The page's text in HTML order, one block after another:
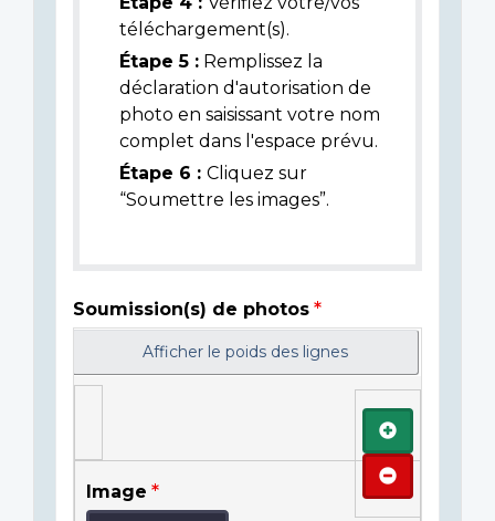
téléchargement(s).
Étape 5 : Remplissez la
déclaration d'autorisation de
photo en saisissant votre nom
complet dans l'espace prévu.
Étape 6 : Cliquez sur
“Soumettre les images”.
Soumission(s) de photos
Afficher le poids des lignes
Image
Ajouter
Retirer